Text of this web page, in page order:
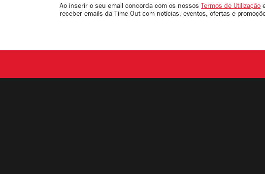
email
Ao inserir o seu email concorda com os nossos Termos de Utilização
receber emails da Time Out com notícias, eventos, ofertas e